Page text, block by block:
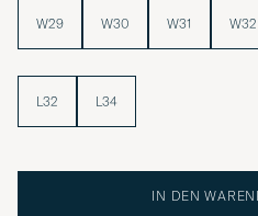
W29 W30 W31 W32
L32 L34
IN DEN